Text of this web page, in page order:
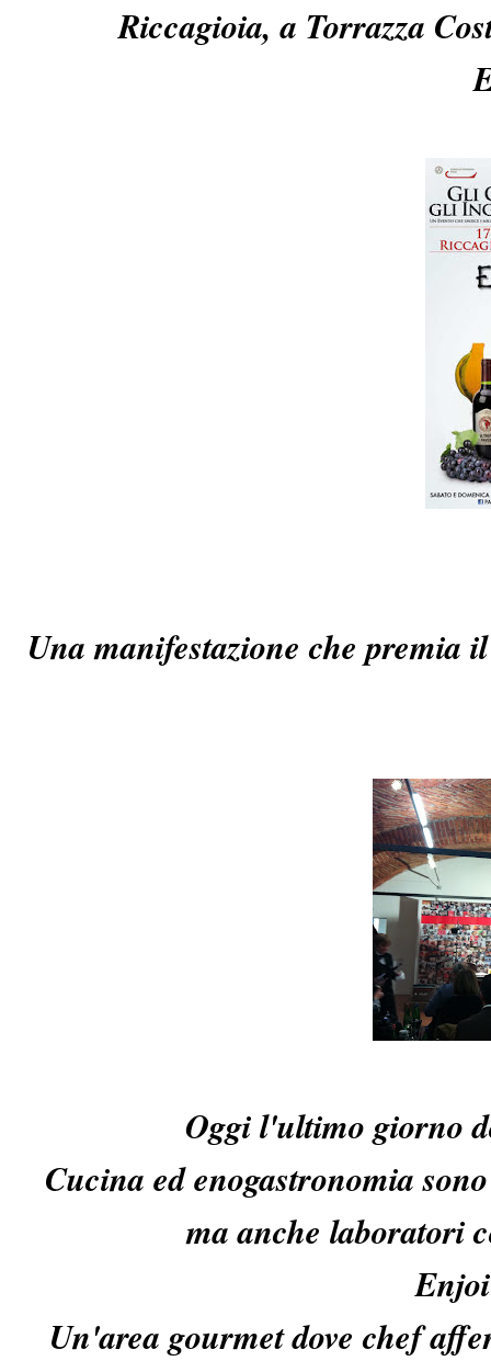
Riccagioia, a Torrazza
Una manifestazione che premia
Oggi l'ultimo giorno
Cucina ed enogastronomia
ma anche laboratori
Un'area gourmet dove chef